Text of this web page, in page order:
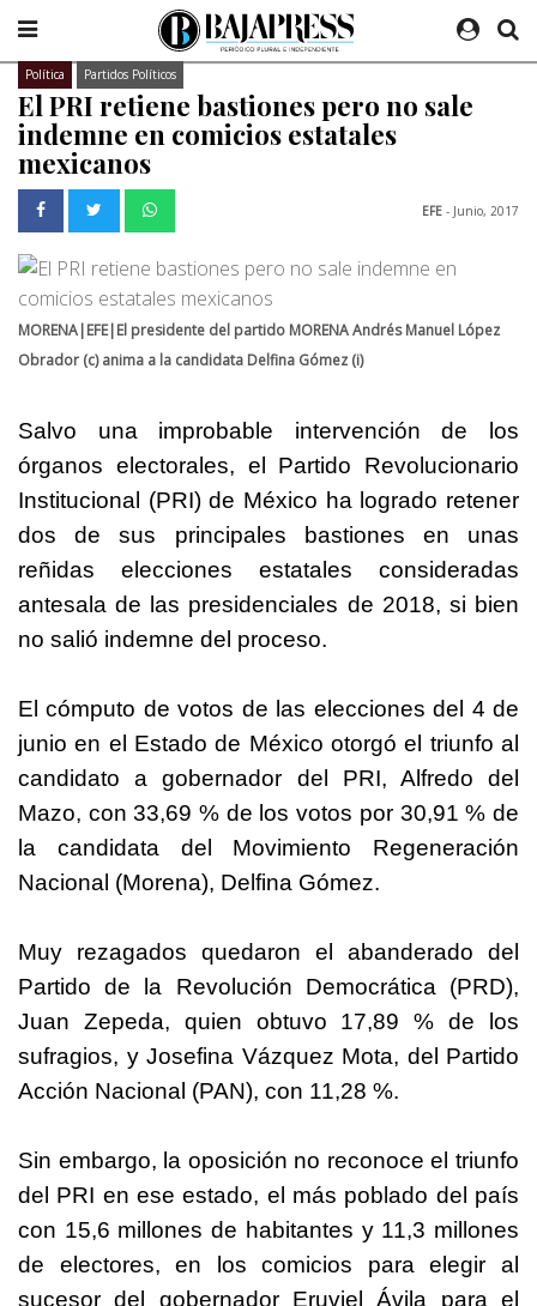
Política Partidos Políticos
El PRI retiene bastiones pero no sale
indemne en comicios estatales
mexicanos
EFE - Junio, 2017
MORENA|EFE|El presidente del partido MORENA Andrés Manuel López
Obrador (c) anima a la candidata Delfina Gómez (i)
Salvo una improbable intervención de los
órganos electorales, el Partido Revolucionario
Institucional (PRI) de México ha logrado retener
dos de sus principales bastiones en unas
reñidas elecciones estatales consideradas
antesala de las presidenciales de 2018, si bien
no salió indemne del proceso.
El cómputo de votos de las elecciones del 4 de
junio en el Estado de México otorgó el triunfo al
candidato a gobernador del PRI, Alfredo del
Mazo, con 33,69 % de los votos por 30,91 % de
la candidata del Movimiento Regeneración
Nacional (Morena), Delfina Gómez.
Muy rezagados quedaron el abanderado del
Partido de la Revolución Democrática (PRD),
Juan Zepeda, quien obtuvo 17,89 % de los
sufragios, y Josefina Vázquez Mota, del Partido
Acción Nacional (PAN), con 11,28 %.
Sin embargo, la oposición no reconoce el triunfo
del PRI en ese estado, el más poblado del país
con 15,6 millones de habitantes y 11,3 millones
de electores, en los comicios para elegir al
sucesor del gobernador Eruviel Ávila para el